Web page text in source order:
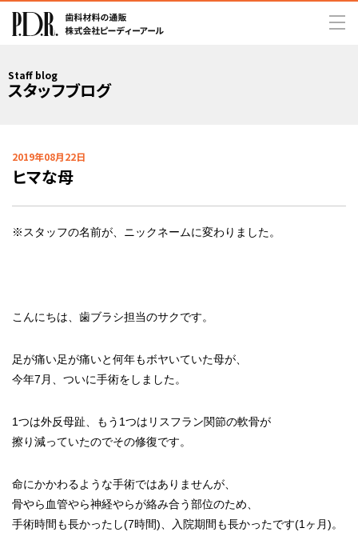
Staff blog
スタッフブログ
2019年08月22日
ヒマな母
※スタッフの名前が、ニックネームに変わりました。
こんにちは、歯ブラシ担当のサクです。
足が痛い足が痛いと何年もボヤいていた母が、
今年7月、ついに手術をしました。
1つは外反母趾、もう1つはリスフラン関節の軟骨が
擦り減っていたのでその修復です。
命にかかわるような手術ではありませんが、
骨やら血管やら神経やらが絡み合う部位のため、
手術時間も長かったし(7時間)、入院期間も長かったです(1ヶ月)。